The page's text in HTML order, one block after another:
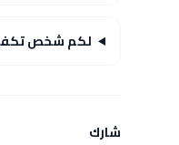
لكم شخص تكفي
شارك